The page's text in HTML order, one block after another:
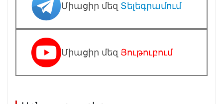
Միացիր մեզ Տելեգրամում
Միացիր մեզ Յութուբում